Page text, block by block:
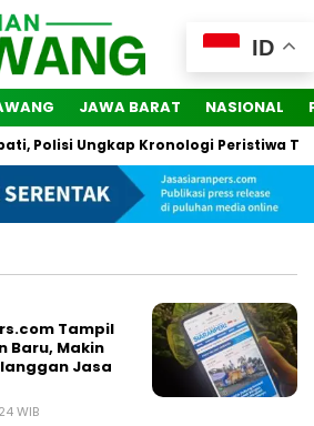
JAWA BARAT NASIONAL
Polisi Ungkap Kronologi Peristiwa
Tampil
Baru, Makin
Jasa
WIB
ID